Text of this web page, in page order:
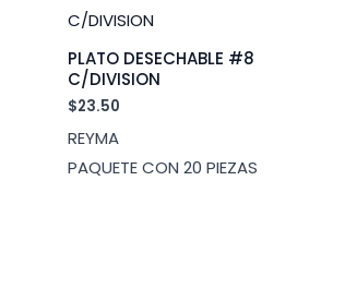
PLATO DESECHABLE #8
C/DIVISION
$23.50
REYMA
PAQUETE CON 20 PIEZAS